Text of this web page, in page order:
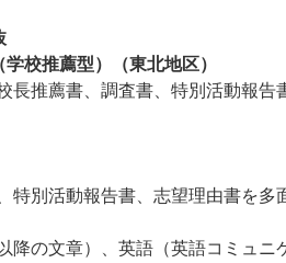
校推薦型）（東北地区）
長推薦書、調査書、特別活動報
特別活動報告書、志望理由書を
降の文章）、英語（英語コミュ